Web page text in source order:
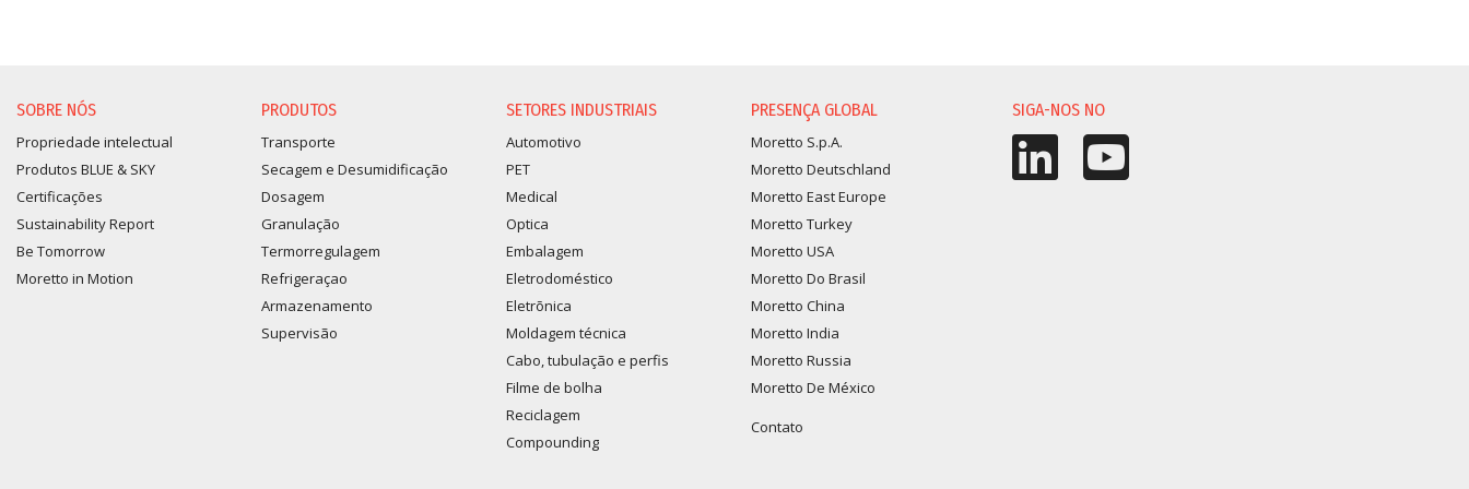
SOBRE NÓS
Propriedade intelectual
Produtos BLUE & SKY
Certificações
Sustainability Report
Be Tomorrow
Moretto in Motion
PRODUTOS
Transporte
Secagem e Desumidificação
Dosagem
Granulação
Termorregulagem
Refrigeraçao
Armazenamento
Supervisão
SETORES INDUSTRIAIS
Automotivo
PET
Medical
Optica
Embalagem
Eletrodoméstico
Eletrõnica
Moldagem técnica
Cabo, tubulação e perfis
Filme de bolha
Reciclagem
Compounding
PRESENÇA GLOBAL
Moretto S.p.A.
Moretto Deutschland
Moretto East Europe
Moretto Turkey
Moretto USA
Moretto Do Brasil
Moretto China
Moretto India
Moretto Russia
Moretto De México
Contato
SIGA-NOS NO